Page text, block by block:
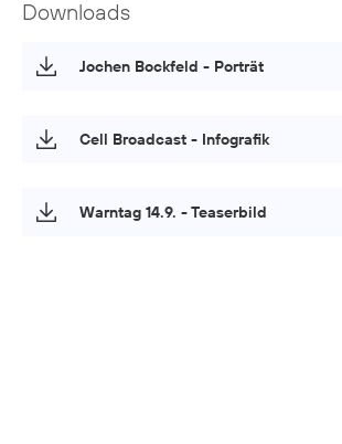
Downloads
Jochen Bockfeld - Porträt
Cell Broadcast - Infografik
Warntag 14.9. - Teaserbild